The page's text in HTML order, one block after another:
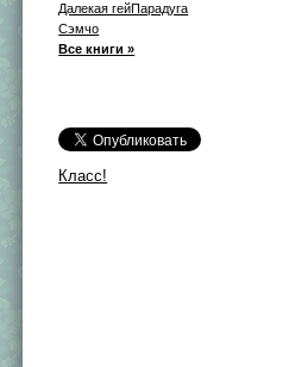
Далекая гейПарадуга
Сэмчо
Все книги »
Класс!